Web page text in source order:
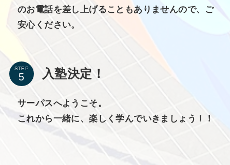
のお電話を差し上げることもありませんので、ご
安心ください。
STEP 入塾決定！
サーパスへようこそ。
これから一緒に、楽しく学んでいきましょう！！